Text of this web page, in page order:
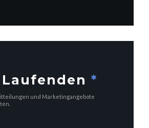
*
und Marketingangebote